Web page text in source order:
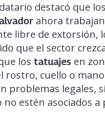
destacó que los
ahora
libre de extorsión,
que el sector
los tatuajes en
rostro, cuello o
problemas legales,
no estén asociados a